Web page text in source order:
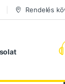
Rendelés